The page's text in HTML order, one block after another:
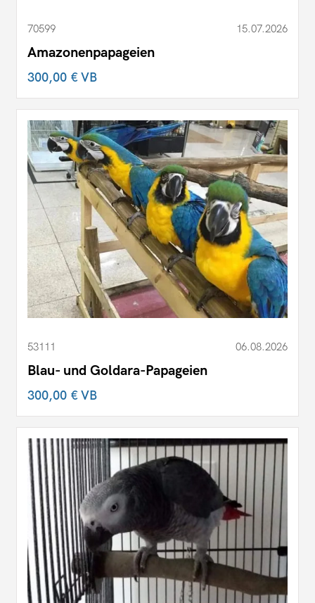
70599 15.07.2026
Amazonenpapageien
300,00 €VB
53111 06.08.2026
Blau- und Goldara-Papageien
300,00 €VB